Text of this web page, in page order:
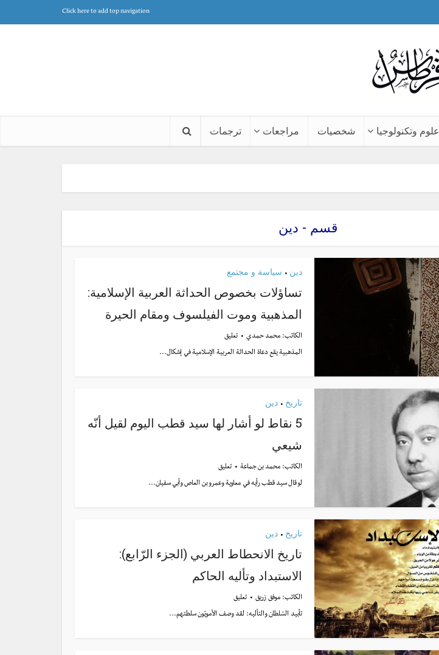
Click here to add top navigation
علوم وتكنولوجيا شخصيات مراجعات ترجمات
قسم - دين
دين • سياسة و مجتمع
تساؤلات بخصوص الحداثة العربية الإسلامية:
المذهبية وموت الفيلسوف ومقام الحيرة
الكاتب: محمد حمدي
تعليق
المذهبية يقع دعاة الحداثة العربية الإسلامية في إشكال...
تاريخ • دين
5 نقاط لو أشار لها سيد قطب اليوم لقيل أنّه
شيعي
الكاتب: محمد بن جماعة
تعليق
لو قال سيد قطب رأيه في معاوية وعمرو بن العاص وأبي سفيان...
تاريخ • دين
تاريخ الانحطاط العربي (الجزء الرّابع):
الاستبداد وتأليه الحاكم
الكاتب: موفق زريق
تعليق
تأبيد السّلطان والتأليه: لقد وصف الأمويّون سلطتهم...